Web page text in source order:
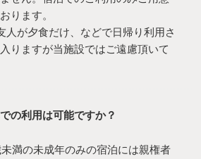
ります。
人が夕食だけ、などで日帰り利用さ
りますが当施設ではご遠慮頂いて
の利用は可能ですか？
満の未成年のみの宿泊には親権者